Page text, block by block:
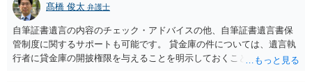
髙橋 俊太 弁護士
自筆証書遺言の内容のチェック・アドバイスの他、自筆証書遺言書保
管制度に関するサポートも可能です。 貸金庫の件については、遺言執
行者に貸金庫の開披権限を与えることを明示しておくことでクリアで